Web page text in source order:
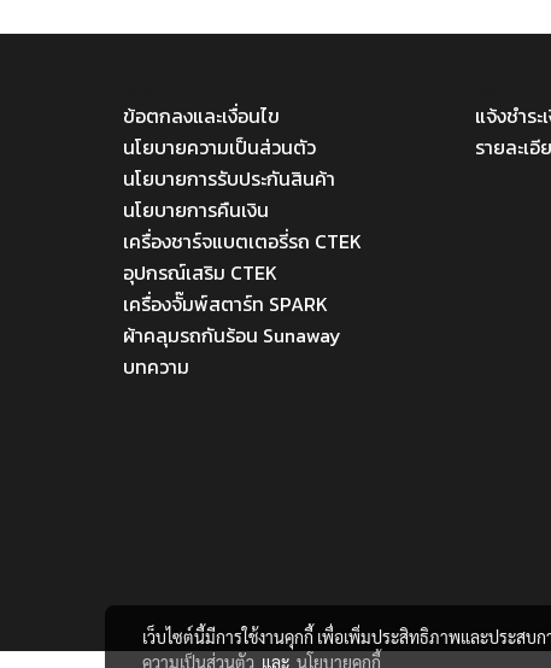
ข้อตกลงและเงื่อนไข
นโยบายความเป็นส่วนตัว
นโยบายการรับประกันสินค้า
นโยบายการคืนเงิน
เครื่องชาร์จแบตเตอรี่รถ CTEK
อุปกรณ์เสริม CTEK
เครื่องจั๊มพ์สตาร์ท SPARK
ผ้าคลุมรถกันร้อน Sunaway
บทความ
แจ้งชำระ
รายละเ
เว็บไซต์นี้มีการใช้งานคุกกี้ เพื่อเพิ่มประสิทธิภาพและประสบ
ความเป็นส่วนตัว และ นโยบายคุกกี้